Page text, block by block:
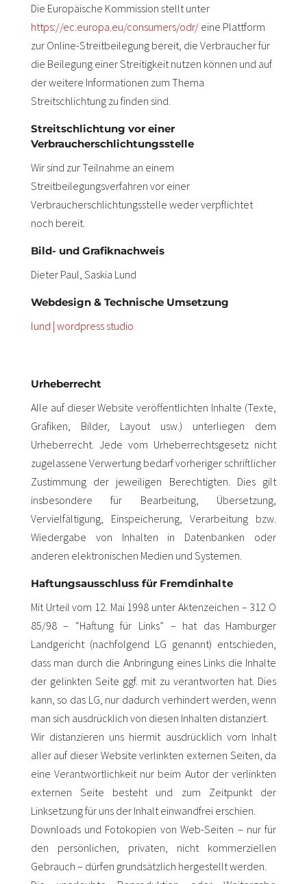
Die Europäische Kommission stellt unter
https://ec.europa.eu/consumers/odr/eine Plattform
zur Online-Streitbeilegung bereit, die Verbraucher für
die Beilegung einer Streitigkeit nutzen können und auf
der weitere Informationen zum Thema
Streitschlichtung zu finden sind.
Streitschlichtung vor einer
Verbraucherschlichtungsstelle
Wir sind zur Teilnahme an einem
Streitbeilegungsverfahren vor einer
Verbraucherschlichtungsstelle weder verpflichtet
noch bereit.
Bild- und Grafiknachweis
Dieter Paul, Saskia Lund
Webdesign & Technische Umsetzung
lund | wordpress studio
Urheberrecht
Alle auf dieser Website veröffentlichten Inhalte (Texte,
Grafiken, Bilder, Layout usw.) unterliegen dem
Urheberrecht. Jede vom Urheberrechtsgesetz nicht
zugelassene Verwertung bedarf vorheriger schriftlicher
Zustimmung der jeweiligen Berechtigten. Dies gilt
insbesondere für Bearbeitung, Übersetzung,
Vervielfältigung, Einspeicherung, Verarbeitung bzw.
Wiedergabe von Inhalten in Datenbanken oder
anderen elektronischen Medien und Systemen.
Haftungsausschluss für Fremdinhalte
Mit Urteil vom 12. Mai 1998 unter Aktenzeichen – 312 O
85/98 – “Haftung für Links” – hat das Hamburger
Landgericht (nachfolgend LG genannt) entschieden,
dass man durch die Anbringung eines Links die Inhalte
der gelinkten Seite ggf. mit zu verantworten hat. Dies
kann, so das LG, nur dadurch verhindert werden, wenn
man sich ausdrücklich von diesen Inhalten distanziert.
Wir distanzieren uns hiermit ausdrücklich vom Inhalt
aller auf dieser Website verlinkten externen Seiten, da
eine Verantwortlichkeit nur beim Autor der verlinkten
externen Seite besteht und zum Zeitpunkt der
Linksetzung für uns der Inhalt einwandfrei erschien.
Downloads und Fotokopien von Web-Seiten – nur für
den persönlichen, privaten, nicht kommerziellen
Gebrauch – dürfen grundsätzlich hergestellt werden.